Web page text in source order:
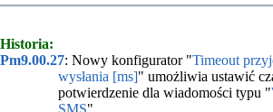
Historia:
Pm9.00.27: Nowy konfigurator "Timeout
wysłania [ms]" umożliwia ustawić
potwierdzenie dla wiadomości typu "
SMS".